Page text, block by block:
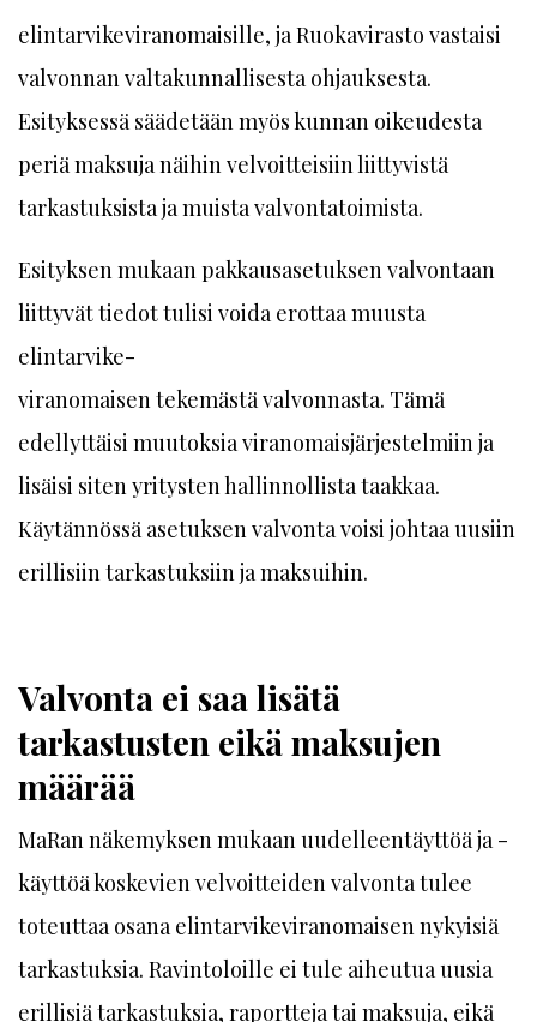
elintarvikeviranomaisille, ja Ruokavirasto vastaisi
valvonnan valtakunnallisesta ohjauksesta.
Esityksessä säädetään myös kunnan oikeudesta
periä maksuja näihin velvoitteisiin liittyvistä
tarkastuksista ja muista valvontatoimista.
Esityksen mukaan pakkausasetuksen valvontaan
liittyvät tiedot tulisi voida erottaa muusta
elintarvike-
viranomaisen tekemästä valvonnasta. Tämä
edellyttäisi muutoksia viranomaisjärjestelmiin ja
lisäisi siten yritysten hallinnollista taakkaa.
Käytännössä asetuksen valvonta voisi johtaa uusiin
erillisiin tarkastuksiin ja maksuihin.
Valvonta ei saa lisätä
tarkastusten eikä maksujen
määrää
MaRan näkemyksen mukaan uudelleentäyttöä ja -
käyttöä koskevien velvoitteiden valvonta tulee
toteuttaa osana elintarvikeviranomaisen nykyisiä
tarkastuksia. Ravintoloille ei tule aiheutua uusia
erillisiä tarkastuksia, raportteja tai maksuja, eikä